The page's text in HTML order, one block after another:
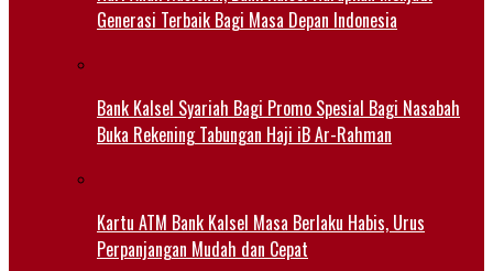
Generasi Terbaik Bagi Masa Depan Indonesia
Bank Kalsel Syariah Bagi Promo Spesial Bagi Nasabah
Buka Rekening Tabungan Haji iB Ar-Rahman
Kartu ATM Bank Kalsel Masa Berlaku Habis, Urus
Perpanjangan Mudah dan Cepat